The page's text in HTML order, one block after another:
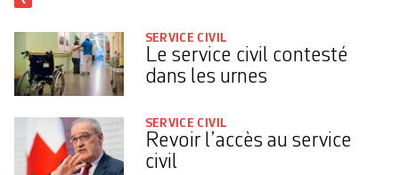
SERVICE CIVIL
Le service civil contesté
dans les urnes
SERVICE CIVIL
Revoir l’accès au service
civil